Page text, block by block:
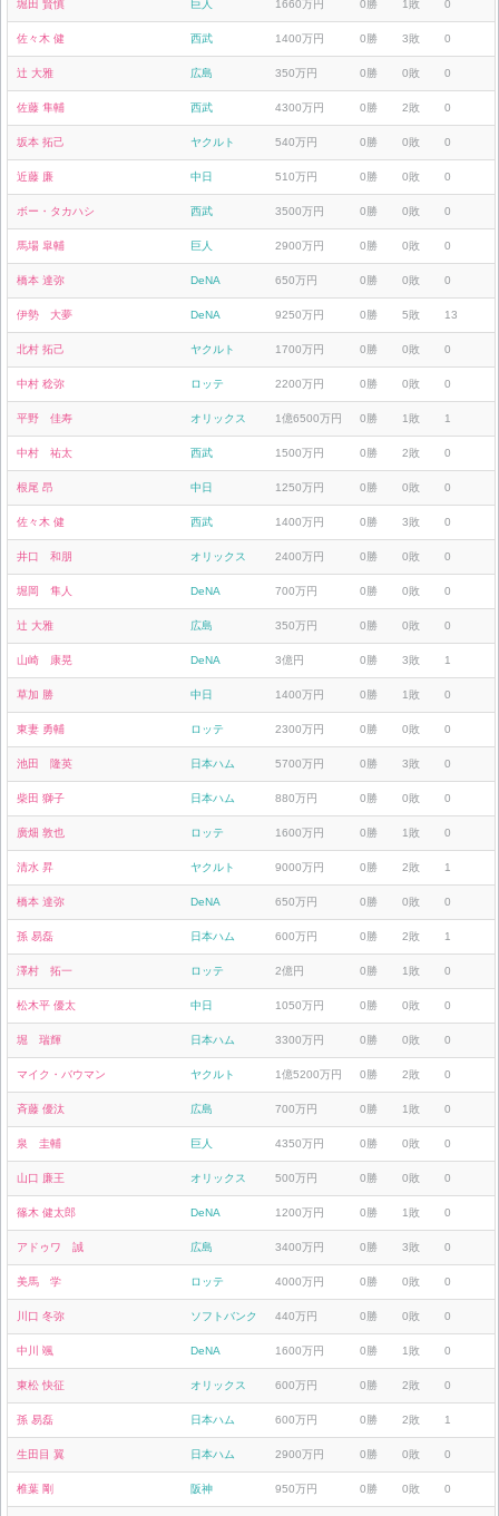
堀田 賢慎 巨人 1660万円 0勝 1敗 0
佐々木 健 西武 1400万円 0勝 3敗 0
辻 大雅 広島 350万円 0勝 0敗 0
佐藤 隼輔 西武 4300万円 0勝 2敗 0
坂本 拓己 ヤクルト 540万円 0勝 0敗 0
近藤 廉 中日 510万円 0勝 0敗 0
ボー・タカハシ 西武 3500万円 0勝 0敗 0
馬場 皐輔 巨人 2900万円 0勝 0敗 0
橋本 達弥 DeNA 650万円 0勝 0敗 0
伊勢 大夢 DeNA 9250万円 0勝 5敗 13
北村 拓己 ヤクルト 1700万円 0勝 0敗 0
中村 稔弥 ロッテ 2200万円 0勝 0敗 0
平野 佳寿 オリックス 1億6500万円 0勝 1敗 1
中村 祐太 西武 1500万円 0勝 2敗 0
根尾 昂 中日 1250万円 0勝 0敗 0
佐々木 健 西武 1400万円 0勝 3敗 0
井口 和朋 オリックス 2400万円 0勝 0敗 0
堀岡 隼人 DeNA 700万円 0勝 0敗 0
辻 大雅 広島 350万円 0勝 0敗 0
山崎 康晃 DeNA 3億円 0勝 3敗 1
草加 勝 中日 1400万円 0勝 1敗 0
東妻 勇輔 ロッテ 2300万円 0勝 0敗 0
池田 隆英 日本ハム 5700万円 0勝 3敗 0
柴田 獅子 日本ハム 880万円 0勝 0敗 0
廣畑 敦也 ロッテ 1600万円 0勝 1敗 0
清水 昇 ヤクルト 9000万円 0勝 2敗 1
橋本 達弥 DeNA 650万円 0勝 0敗 0
孫 易磊 日本ハム 600万円 0勝 2敗 1
澤村 拓一 ロッテ 2億円 0勝 1敗 0
松木平 優太 中日 1050万円 0勝 0敗 0
堀 瑞輝 日本ハム 3300万円 0勝 0敗 0
マイク・バウマン ヤクルト 1億5200万円 0勝 2敗 0
斉藤 優汰 広島 700万円 0勝 1敗 0
泉 圭輔 巨人 4350万円 0勝 0敗 0
山口 廉王 オリックス 500万円 0勝 0敗 0
篠木 健太郎 DeNA 1200万円 0勝 1敗 0
アドゥワ 誠 広島 3400万円 0勝 3敗 0
美馬 学 ロッテ 4000万円 0勝 0敗 0
川口 冬弥 ソフトバンク 440万円 0勝 0敗 0
中川 颯 DeNA 1600万円 0勝 1敗 0
東松 快征 オリックス 600万円 0勝 2敗 0
孫 易磊 日本ハム 600万円 0勝 2敗 1
生田目 翼 日本ハム 2900万円 0勝 0敗 0
椎葉 剛 阪神 950万円 0勝 0敗 0